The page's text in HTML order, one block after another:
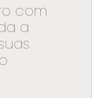
com
a